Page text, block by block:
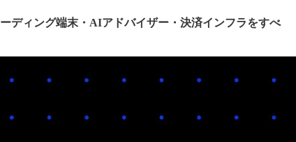
ディング端末・AIアドバイザー・決済インフラをすべ